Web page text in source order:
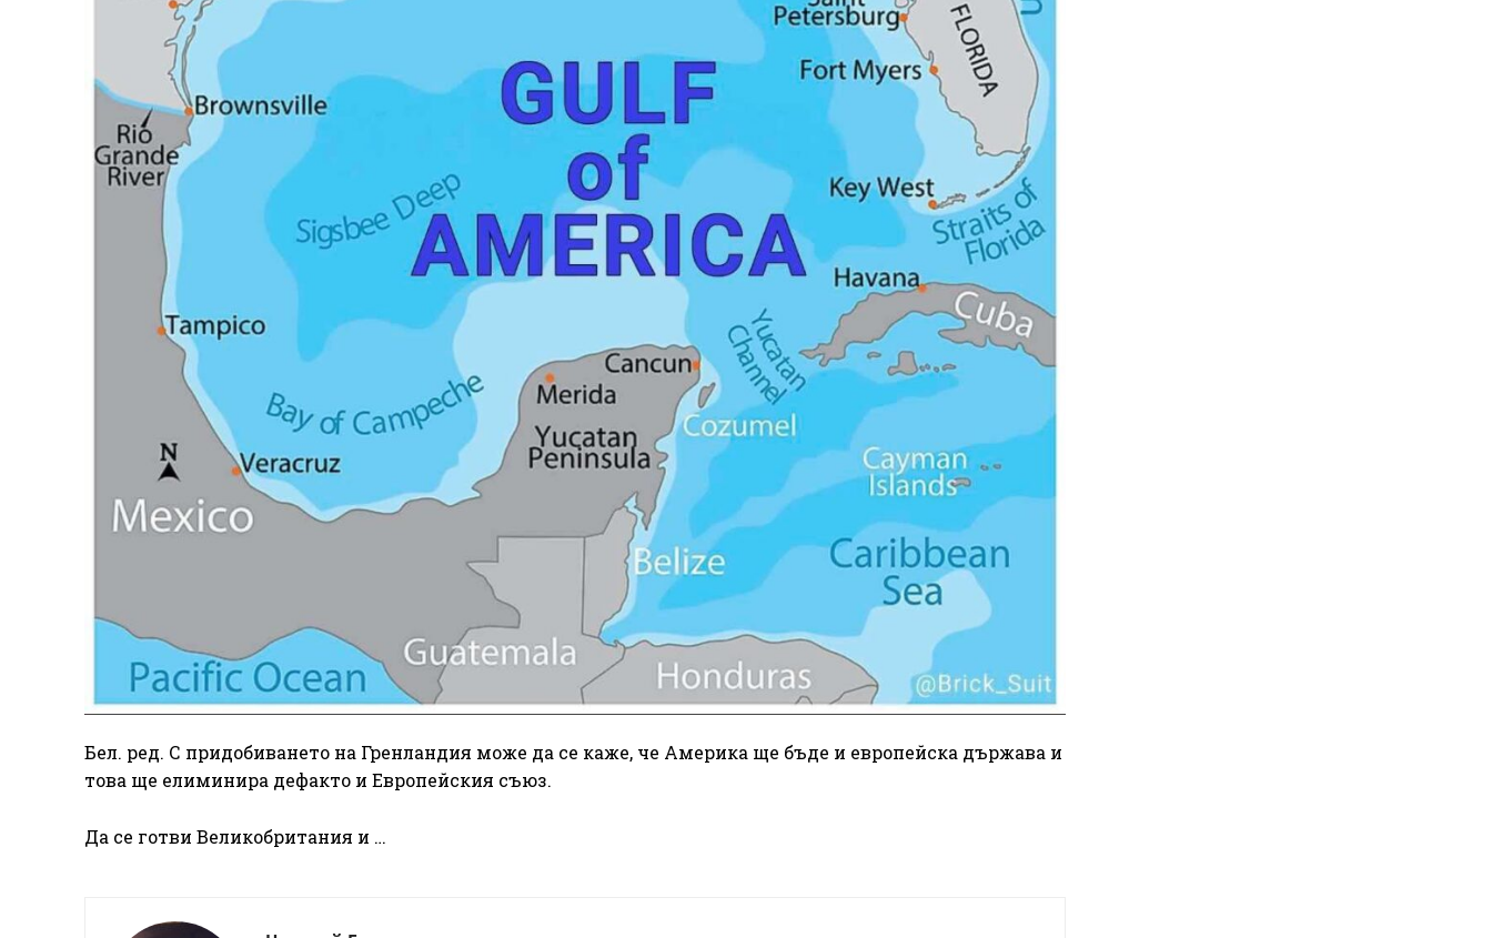
Бел. ред. С придобиването на Гренландия може да се каже, че Америка ще бъде и европейска държава и
това ще елиминира дефакто и Европейския съюз.
Да се готви Великобритания и …